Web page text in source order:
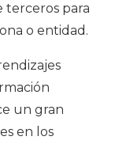
terceros para
o entidad.
un gran
en los